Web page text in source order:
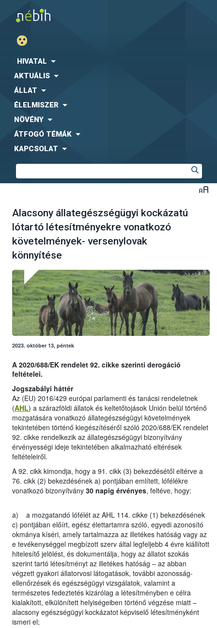
HIVATAL
AKTUÁLIS
ÁLLAT
ÉLELMISZER
NÖVÉNY
ÁTFOGÓ TÉMÁK
KAPCSOLAT
Alacsony állategészségügyi kockázatú
lótartó létesítményekre vonatkozó
követelmények- versenylovak
könnyítése
2023. október 13, péntek
A 2020/688/EK rendelet 92. cikke szerinti derogáció
feltételei.
Jogszabályi háttér
Az (EU) 2016/429 európai parlamenti és tanácsi rendeletnek
(AHL) a szárazföldi állatok és keltetőtojások Unión belül történő
mozgatására vonatkozó állategészségügyi követelmények
tekintetében történő kiegészítéséről szóló 2020/688/EK rendelet
92. cikke rendelkezik az állategészségügyi bizonyítvány
érvényességi ideje tekintetében alkalmazható eltérések
feltételeiről.
A 92. cikk kimondja, hogy a 91. cikk (3) bekezdésétől eltérve a
76. cikk (2) bekezdésének a) pontjában említett, lófélékre
vonatkozó bizonyítvány 30 napig érvényes, feltéve, hogy:
a) a mozgatandó lófélét az AHL 114. cikke (1) bekezdésének
c) pontjában előírt, egész élettartamra szóló, egyedi azonosító
okmánya kíséri, amely tartalmazza az illetékes hatóság vagy az
e tevékenységgel megbízott szerv által legfeljebb 4 évre kiállított
hitelesítő jelölést, és dokumentálja, hogy az állatot szokás
szerint tartó létesítményt az illetékes hatóság – az abban
végzett gyakori állatorvosi látogatások, további azonosság-
ellenőrzések és egészségügyi vizsgálatok, valamint a
természetes fedeztetés kizárólag a létesítményben e célra
kialakított, elkülönített helyiségeiben történő végzése miatt –
alacsony egészségügyi kockázatot képviselő létesítményként
ismeri el;